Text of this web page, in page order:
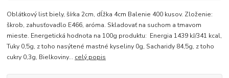
Oblátkový list biely, šírka 2cm, dĺžka 4cm Balenie 400 kusov. Zloženie:
škrob, zahusťovadlo E466, aróma. Skladovať na suchom a tmavom
mieste. Energetická hodnota na 100g produktu: Energia 1439 kJ/341 kcal,
Tuky 0,5g, z toho nasýtené mastné kyseliny 0g, Sacharidy 84,5g, z toho
cukry 0,3g, Bielkoviny... celý popis